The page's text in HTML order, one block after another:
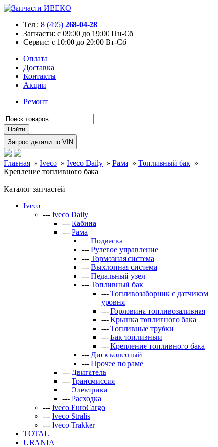
Тел.: 8 (495) 268-04-28
Запчасти: с 09:00 до 19:00 Пн-Сб
Сервис: с 10:00 до 20:00 Вт-Сб
Оплата
Доставка
Контакты
Акции
Ремонт
Главная » Iveco » Iveco Daily » Рама » Топливный бак »
Крепление топливного бака
Каталог запчастей
Iveco
--- Iveco Daily
--- Кабина
--- Рама
--- Подвеска
--- Рулевое управление
--- Тормозная система
--- Выхлопная система
--- Педальный узел
--- Топливный бак
--- Топливозаборник с датчиком
уровня
--- Горловина топливозаливная
--- Крышка топливного бака
--- Топливные трубки
--- Бак топливный
--- Крепление топливного бака
--- Диск колесный
--- Прочее по раме
--- Двигатель
--- Трансмиссия
--- Электрика
--- Расходка
--- Iveco EuroCargo
--- Iveco Stralis
--- Iveco Trakker
TOTAL
URANIA